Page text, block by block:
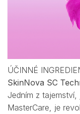
ÚČINNÉ
SkinNova SC
Jedním z
MasterCare, je